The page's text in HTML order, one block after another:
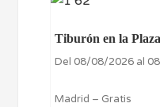
Tiburón en la
Del 08/08/2026 al
Madrid – Gratis